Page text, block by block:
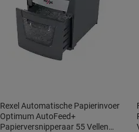
Rexel Automatische Papierinvoer
Optimum AutoFeed+
Papierversnipperaar 55 Vellen